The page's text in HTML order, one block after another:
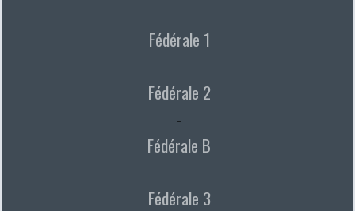
Fédérale 1
Fédérale 2
-
Fédérale B
Fédérale 3